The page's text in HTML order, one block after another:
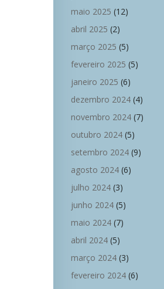
maio 2025 (12)
abril 2025 (2)
março 2025 (5)
fevereiro 2025 (5)
janeiro 2025 (6)
dezembro 2024 (4)
novembro 2024 (7)
outubro 2024 (5)
setembro 2024 (9)
agosto 2024 (6)
julho 2024 (3)
junho 2024 (5)
maio 2024 (7)
abril 2024 (5)
março 2024 (3)
fevereiro 2024 (6)